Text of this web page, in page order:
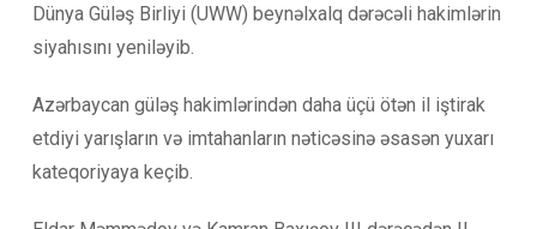
Dünya Güləş Birliyi (UWW) beynəlxalq dərəcəli hakimlərin
siyahısını yeniləyib.
Azərbaycan güləş hakimlərindən daha üçü ötən il iştirak
etdiyi yarışların və imtahanların nəticəsinə əsasən yuxarı
kateqoriyaya keçib.